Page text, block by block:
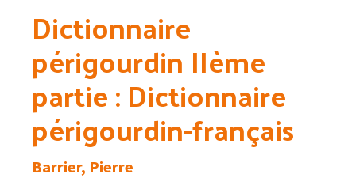
Dictionnaire
périgourdin IIème
partie : Dictionnaire
périgourdin-français
Barrier, Pierre